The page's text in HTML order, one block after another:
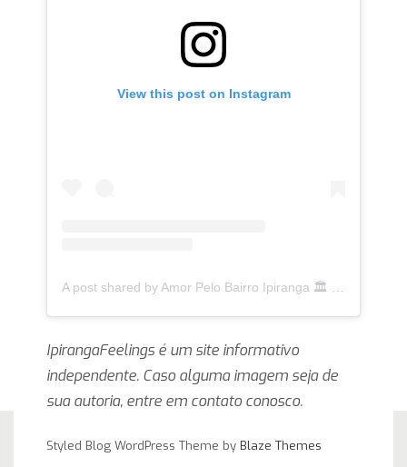
View this post on Instagram
IpirangaFeelings é um site informativo
independente. Caso alguma imagem seja de
sua autoria, entre em contato conosco.
Styled Blog WordPress Theme by Blaze Themes